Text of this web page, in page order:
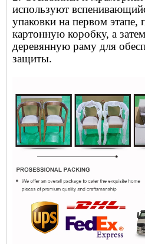
используют
упаковки на первом
картонную коробку, а
деревянную раму для
защиты.